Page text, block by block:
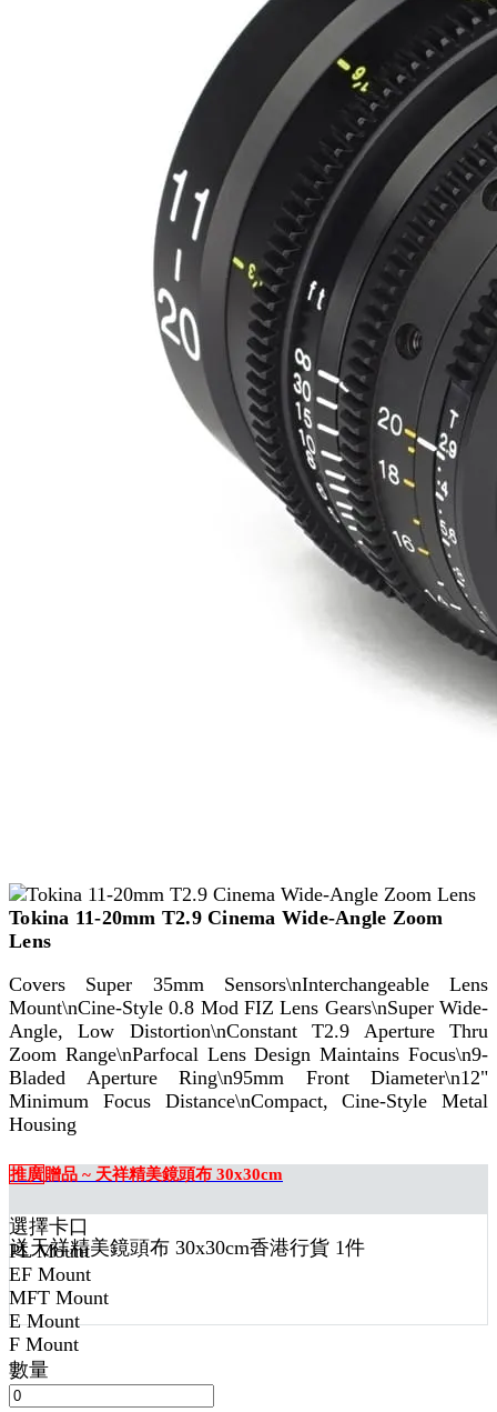
Tokina 11-20mm T2.9 Cinema Wide-Angle Zoom
Lens
Covers Super 35mm Sensors\nInterchangeable Lens
Mount\nCine-Style 0.8 Mod FIZ Lens Gears\nSuper Wide-
Angle, Low Distortion\nConstant T2.9 Aperture Thru
Zoom Range\nParfocal Lens Design Maintains Focus\n9-
Bladed Aperture Ring\n95mm Front Diameter\n12"
Minimum Focus Distance\nCompact, Cine-Style Metal
Housing
推廣贈品 ~ 天祥精美鏡頭布 30x30cm
送天祥精美鏡頭布 30x30cm香港行貨 1件
選擇卡口
PL Mount
EF Mount
MFT Mount
E Mount
F Mount
數量